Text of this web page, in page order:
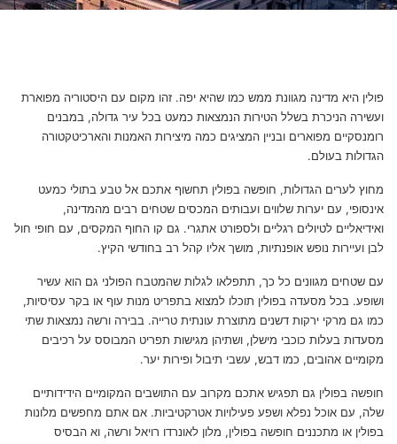
פולין היא מדינה מגוונת ממש כמו שהיא יפה. זהו מקום עם היסטוריה מפוארת
ועשירה הניכרת בשלל הטירות הנמצאות כמעט בכל עיר גדולה, במבנים
רומנסקיים מפוארים ובניין המציגים כמה מיצירות האמנות והארכיטקטורה
הגדולות בעולם.
מחוץ לערים הגדולות, חופשה בפולין תחשוף אתכם אל טבע בתולי כמעט
אינסופי, עם יערות שלווים ועבותים המכסים שטחים רבים מהמדינה,
ואידיאליים לטיולים רגליים ולספורט אתגרי. גם קו החוף המקסים, עם חופי חול
לבן ועיירות נופש אופנתיות, מושך אליו קהל רב בחודשי הקיץ.
עם שטחים מגוונים כל כך, תתפלאו לגלות שהמטבח הפולני גם הוא עשיר
ושופע. בכל מסעדה בפולין תוכלו למצוא בתפריט מנות עוף או בקר עסיסיות,
כמו גם מרקי ירקות דשנים מתוצרת עונתית טרייה. בבירה ורשה נמצאות שתי
מסעדות בעלות כוכבי מישלן, ושתיהן מגישות תפריט המבוסס על רכיבים
מקומיים אהובים, כמו דבש, עשבי תיבול ופירות יער.
חופשה בפולין גם תפגיש אתכם מקרוב עם התושבים המקומיים הידידותיים
שלה, עם אוכל נפלא ושפע פעילויות אטרקטיביות. אם אתם מחפשים מלונות
בפולין או מתכננים חופשה בפולין, מלון לאונרדו רויאל ורשה, וא הבסיס